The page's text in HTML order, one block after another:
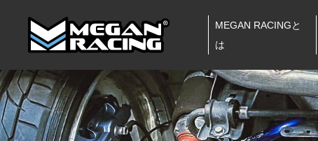
MEGAN RACINGと
は